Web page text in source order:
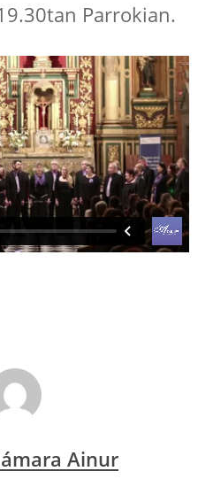
Parrokian.
Ainur